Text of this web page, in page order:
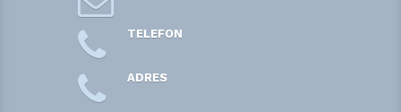
TELEFON
ADRES